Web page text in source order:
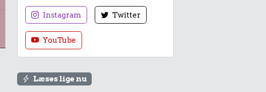
Instagram Twitter
YouTube
Læses lige nu